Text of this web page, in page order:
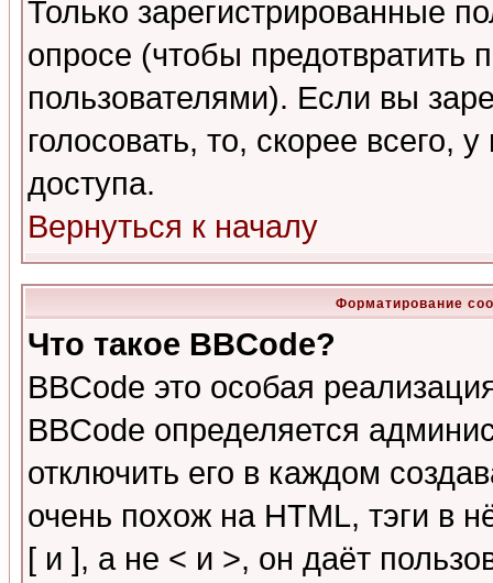
Только зарегистрированные
опросе (чтобы предотвратить
пользователями). Если вы
голосовать, то, скорее всего,
доступа.
Вернуться к началу
Форматирование
Что такое BBCode?
BBCode это особая
BBCode определяется
отключить его в каждом
очень похож на HTML, тэги в
[ и ], а не < и >, он даёт